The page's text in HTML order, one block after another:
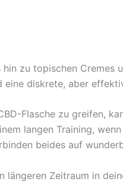
zu topischen Cremes
diskrete, aber
Flasche zu greifen,
langen Training,
beides auf
längeren Zeitraum in